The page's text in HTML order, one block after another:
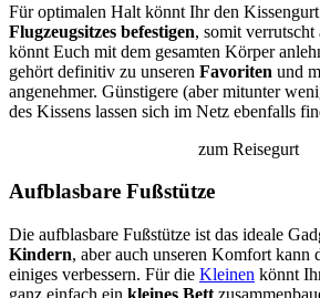
Für optimalen Halt könnt Ihr den
Flugzeugsitzes befestigen, somit
könnt Euch mit dem gesamten Körper
gehört definitiv zu unseren Favoriten und
angenehmer. Günstigere (aber mitunter
des Kissens lassen sich im Netz ebenfalls
zum Reisegurt
Aufblasbare Fußstütze
Die aufblasbare Fußstütze ist das ideale
Kindern, aber auch unseren Komfort kann
einiges verbessern. Für die Kleinen könnt
ganz einfach ein kleines Bett